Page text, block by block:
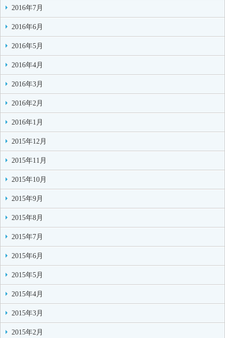
2016年7月
2016年6月
2016年5月
2016年4月
2016年3月
2016年2月
2016年1月
2015年12月
2015年11月
2015年10月
2015年9月
2015年8月
2015年7月
2015年6月
2015年5月
2015年4月
2015年3月
2015年2月